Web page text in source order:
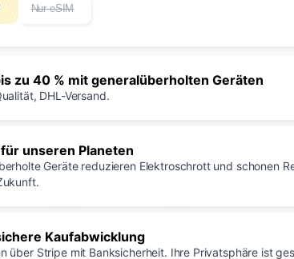
Nur eSIM
zu 40 % mit generalüberholten Geräten
DHL-Versand.
unseren Planeten
Geräte reduzieren Elektroschrott und schonen
Kaufabwicklung
über Stripe mit Banksicherheit. Ihre Privatsphäre ist